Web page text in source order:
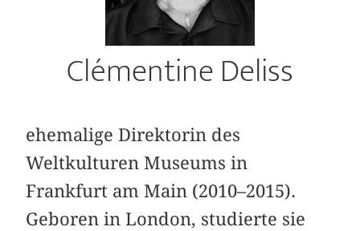
Clémentine Deliss
ehemalige Direktorin des
Weltkulturen Museums in
Frankfurt am Main (2010–2015).
Geboren in London, studierte sie